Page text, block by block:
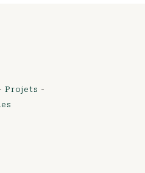
Projets -